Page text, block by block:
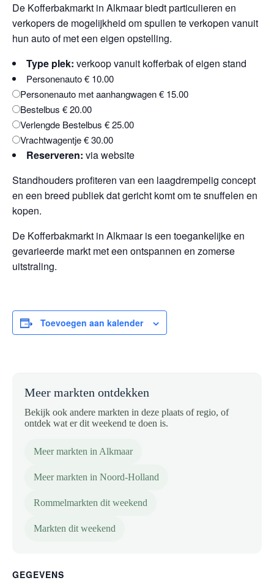
De Kofferbakmarkt in Alkmaar biedt particulieren en
verkopers de mogelijkheid om spullen te verkopen vanuit
hun auto of met een eigen opstelling.
Type plek: verkoop vanuit kofferbak of eigen stand
Personenauto € 10.00
Personenauto met aanhangwagen € 15.00
Bestelbus € 20.00
Verlengde Bestelbus € 25.00
Vrachtwagentje € 30.00
Reserveren: via website
Standhouders profiteren van een laagdrempelig concept
en een breed publiek dat gericht komt om te snuffelen en
kopen.
De Kofferbakmarkt in Alkmaar is een toegankelijke en
gevarieerde markt met een ontspannen en zomerse
uitstraling.
Toevoegen aan kalender
Meer markten ontdekken
Bekijk ook andere markten in deze plaats of regio, of
ontdek wat er dit weekend te doen is.
Meer markten in Alkmaar
Meer markten in Noord-Holland
Rommelmarkten dit weekend
Markten dit weekend
GEGEVENS